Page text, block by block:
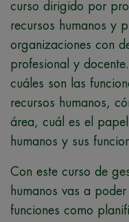
curso dirigido por
recursos humanos y
organizaciones con
profesional y
cuáles son las
recursos humanos,
área, cuál es el
humanos y sus
Con este curso de
humanos vas a
funciones como